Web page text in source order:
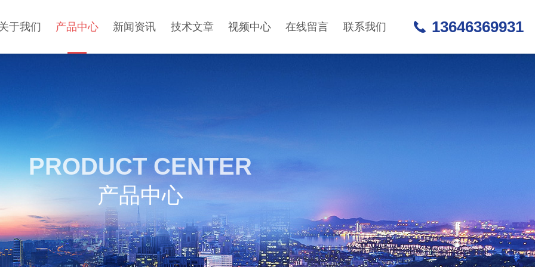
于我们 产品中心 新闻资讯 技术文章 视频中心 在线留言 联系我们 13646369931
PRODUCT CENTER
产品中心